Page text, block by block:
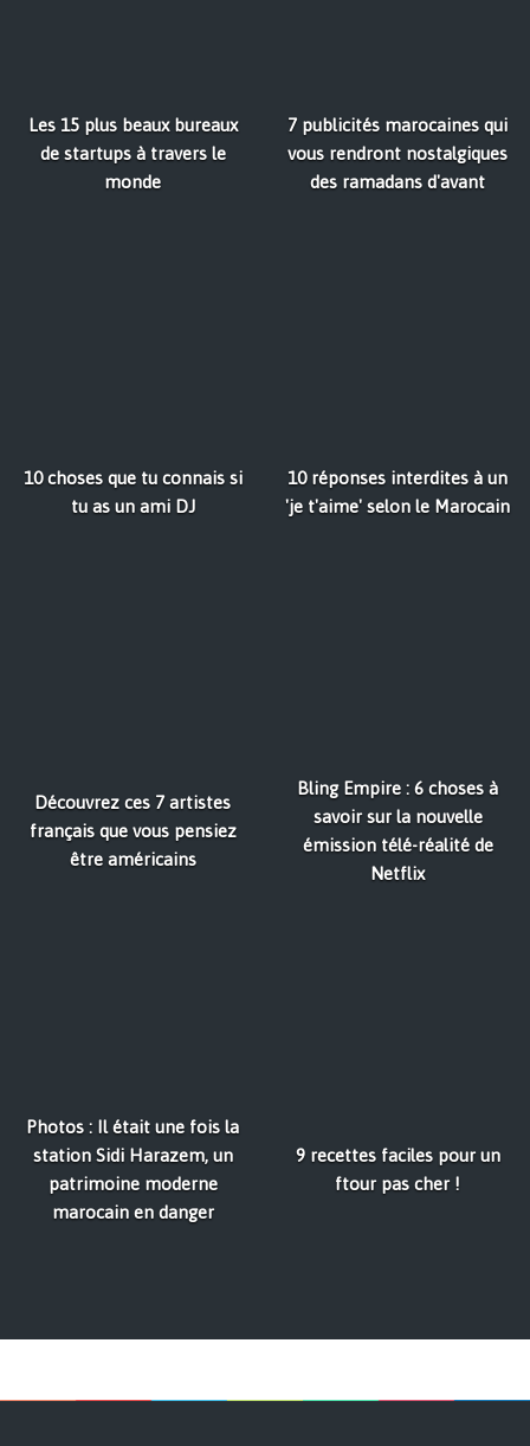
Les 15 plus beaux bureaux
de startups à travers le
monde
7 publicités marocaines qui
vous rendront nostalgiques
des ramadans d'avant
10 choses que tu connais si
tu as un ami DJ
10 réponses interdites à un
'je t'aime' selon le Marocain
Découvrez ces 7 artistes
français que vous pensiez
être américains
Bling Empire : 6 choses à
savoir sur la nouvelle
émission télé-réalité de
Netflix
Photos : Il était une fois la
station Sidi Harazem, un
patrimoine moderne
marocain en danger
9 recettes faciles pour un
ftour pas cher !